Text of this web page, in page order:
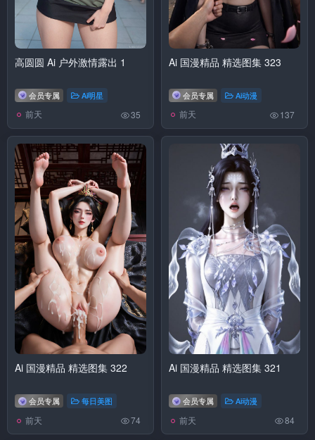
高圆圆 Ai 户外激情露出 1
会员专属 Ai明星
前天 35
Ai 国漫精品 精选图集 323
会员专属 Ai动漫
前天 137
Ai 国漫精品 精选图集 322
会员专属 每日美图
前天 74
Ai 国漫精品 精选图集 321
会员专属 Ai动漫
前天 84